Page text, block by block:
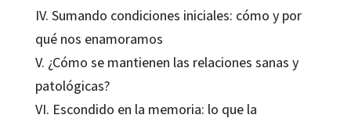
IV. Sumando condiciones iniciales: cómo y por
qué nos enamoramos
V. ¿Cómo se mantienen las relaciones sanas y
patológicas?
VI. Escondido en la memoria: lo que la